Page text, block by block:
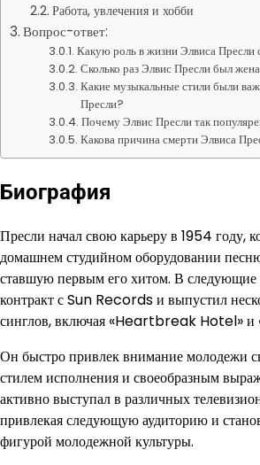
Работа, увлечения и хобби
Вопрос-ответ:
Какую роль в жизни Элвиса Пресли
Сколько раз Элвис Пресли был
Какие музыкальные стили были
Пресли?
Почему Элвис Пресли так
Какова причина смерти Элвиса
Биография
Пресли начал свою карьеру в 1954 году,
домашнем студийном оборудовании
ставшую первым его хитом. В следующие
контракт с Sun Records и выпустил
синглов, включая «Heartbreak Hotel» и
Он быстро привлек внимание молодежи
стилем исполнения и своеобразным
активно выступал в различных
привлекая следующую аудиторию и
фигурой молодежной культуры.